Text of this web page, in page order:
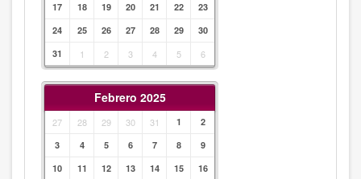
17
18 19 20 21 22
23
24
25 26 27 28 29
30
31
1 2 3 4 5 6
Febrero 2025
27 28 29 30 31 1
2
3
4 5 6 7 8
9
10
11 12 13 14 15
16